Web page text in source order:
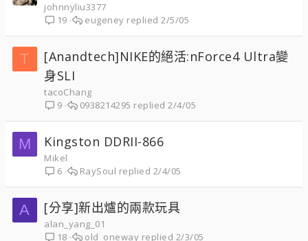
johnnyliu3377
19
2/5/05
eugeney
T
[Anandtech]NIKE的絕活:nForce4 Ultra變
身SLI
tacoChang
9
2/4/05
0938214295
M Kingston DDRII-866
Mikel
6
2/4/05
RaySoul
A [分享]新出爐的兩款玩具
alan_yang_01
18
2/3/05
old_oneway